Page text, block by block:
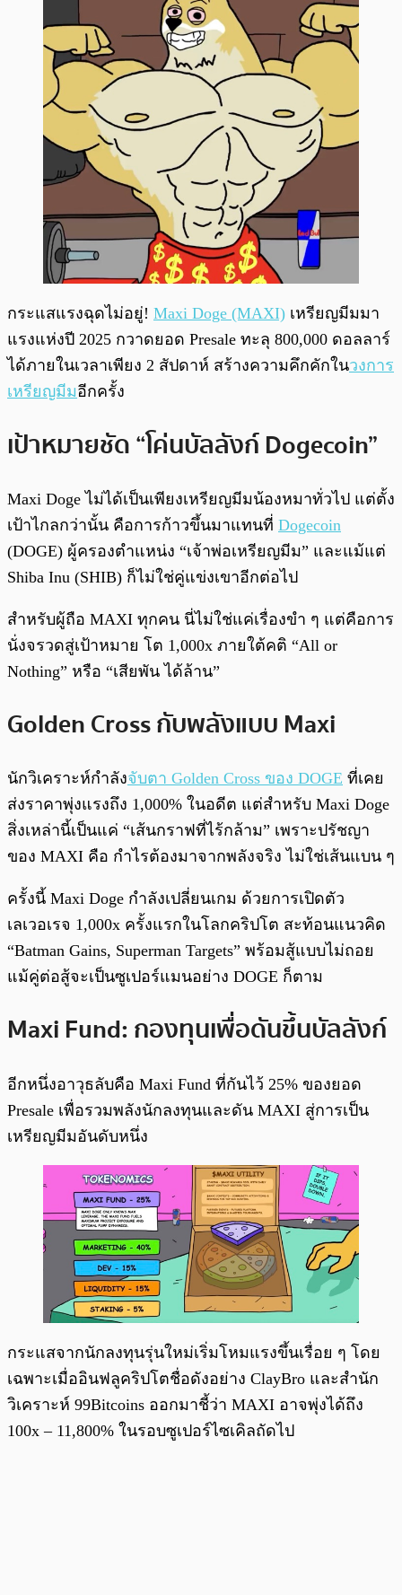
กระแสแรงฉุดไม่อยู่! Maxi Doge (MAXI) เหรียญมีมมา
แรงแห่งปี 2025 กวาดยอด Presale ทะลุ 800,000 ดอลลาร์
ได้ภายในเวลาเพียง 2 สัปดาห์ สร้างความคึกคักในวงการ
เหรียญมีมอีกครั้ง
เป้าหมายชัด “โค่นบัลลังก์ Dogecoin”
Maxi Doge ไม่ได้เป็นเพียงเหรียญมีมน้องหมาทั่วไป แต่ตั้ง
เป้าไกลกว่านั้น คือการก้าวขึ้นมาแทนที่ Dogecoin
(DOGE) ผู้ครองตำแหน่ง “เจ้าพ่อเหรียญมีม” และแม้แต่
Shiba Inu (SHIB) ก็ไม่ใช่คู่แข่งเขาอีกต่อไป
สำหรับผู้ถือ MAXI ทุกคน นี่ไม่ใช่แค่เรื่องขำ ๆ แต่คือการ
นั่งจรวดสู่เป้าหมาย โต 1,000x ภายใต้คติ “All or
Nothing” หรือ “เสียพัน ได้ล้าน”
Golden Cross กับพลังแบบ Maxi
นักวิเคราะห์กำลังจับตา Golden Cross ของ DOGE ที่เคย
ส่งราคาพุ่งแรงถึง 1,000% ในอดีต แต่สำหรับ Maxi Doge
สิ่งเหล่านี้เป็นแค่ “เส้นกราฟที่ไร้กล้าม” เพราะปรัชญา
ของ MAXI คือ กำไรต้องมาจากพลังจริง ไม่ใช่เส้นแบน ๆ
ครั้งนี้ Maxi Doge กำลังเปลี่ยนเกม ด้วยการเปิดตัว
เลเวอเรจ 1,000x ครั้งแรกในโลกคริปโต สะท้อนแนวคิด
“Batman Gains, Superman Targets” พร้อมสู้แบบไม่ถอย
แม้คู่ต่อสู้จะเป็นซูเปอร์แมนอย่าง DOGE ก็ตาม
Maxi Fund: กองทุนเพื่อดันขึ้นบัลลังก์
อีกหนึ่งอาวุธลับคือ Maxi Fund ที่กันไว้ 25% ของยอด
Presale เพื่อรวมพลังนักลงทุนและดัน MAXI สู่การเป็น
เหรียญมีมอันดับหนึ่ง
กระแสจากนักลงทุนรุ่นใหม่เริ่มโหมแรงขึ้นเรื่อย ๆ โดย
เฉพาะเมื่ออินฟลูคริปโตชื่อดังอย่าง ClayBro และสำนัก
วิเคราะห์ 99Bitcoins ออกมาชี้ว่า MAXI อาจพุ่งได้ถึง
100x – 11,800% ในรอบซูเปอร์ไซเคิลถัดไป